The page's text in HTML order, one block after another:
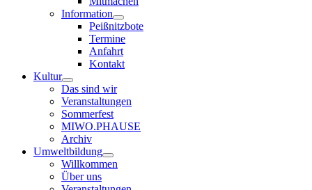
Information
Peißnitzbote
Termine
Anfahrt
Kontakt
Kultur
Das sind wir
Veranstaltungen
Sommerfest
MIWO.PHAUSE
Archiv
Umweltbildung
Willkommen
Über uns